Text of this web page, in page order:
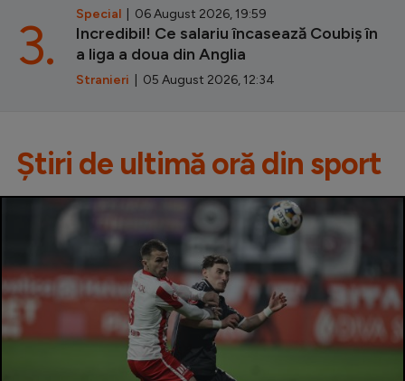
Special | 06 August 2026, 19:59
Incredibil! Ce salariu încasează Coubiș în
a liga a doua din Anglia
Stranieri | 05 August 2026, 12:34
3.
Știri de ultimă oră din sport